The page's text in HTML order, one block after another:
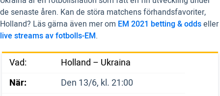
de senaste åren. Kan de störa matchens förhandsfavoriter,
Holland? Läs gärna även mer om EM 2021 betting & oddseller
live streams av fotbolls-EM.
Vad:
Holland – Ukraina
När:
Den 13/6, kl. 21:00